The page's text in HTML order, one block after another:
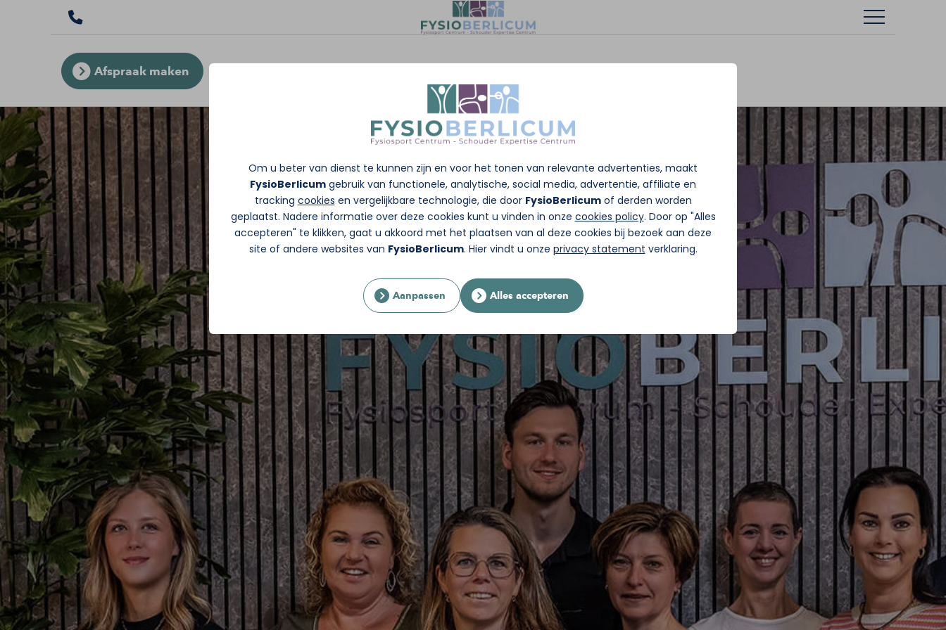
Om u beter van dienst te kunnen zijn en voor het tonen van relevante advertenties, maakt
FysioBerlicum gebruik van functionele, analytische, social media, advertentie, affiliate en
tracking cookies en vergelijkbare technologie, die door FysioBerlicumof derden worden
geplaatst. Nadere informatie over deze cookies kunt u vinden in onze cookies policy. Door op "Alles
accepteren" te klikken, gaat u akkoord met het plaatsen van al deze cookies bij bezoek aan deze
site of andere websites van FysioBerlicum. Hier vindt u onze privacy statement verklaring.
Aanpassen Alles accepteren
Afspraak maken